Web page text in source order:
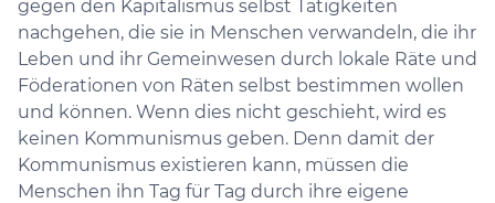
gegen den Kapitalismus selbst Tätigkeiten
nachgehen, die sie in Menschen verwandeln, die ihr
Leben und ihr Gemeinwesen durch lokale Räte und
Föderationen von Räten selbst bestimmen wollen
und können. Wenn dies nicht geschieht, wird es
keinen Kommunismus geben. Denn damit der
Kommunismus existieren kann, müssen die
Menschen ihn Tag für Tag durch ihre eigene